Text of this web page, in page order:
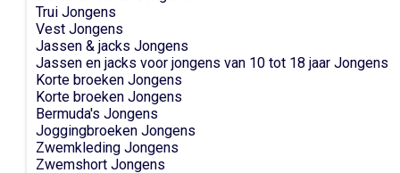
Trui Jongens
Vest Jongens
Jassen & jacks Jongens
Jassen en jacks voor jongens van 10 tot 18 jaar Jongens
Korte broeken Jongens
Korte broeken Jongens
Bermuda's Jongens
Joggingbroeken Jongens
Zwemkleding Jongens
Zwemshort Jongens